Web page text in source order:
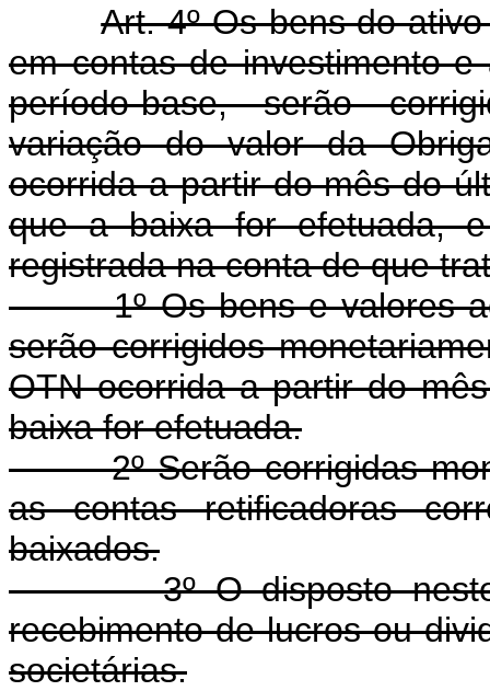
Art. 4º Os bens do
em contas de investimento
período-base, serão
variação do valor da
ocorrida a partir do mês do
que a baixa for efetuada,
registrada na conta de que
1º Os bens e valores
serão corrigidos
OTN ocorrida a partir do
baixa for efetuada.
2º Serão corrigidas
as contas retificadoras
baixados.
3º O disposto neste
recebimento de lucros ou
societárias.